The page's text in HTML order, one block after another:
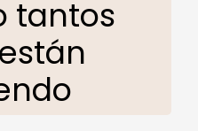
tantos